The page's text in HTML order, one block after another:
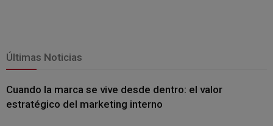
Últimas Noticias
Cuando la marca se vive desde dentro: el valor
estratégico del marketing interno